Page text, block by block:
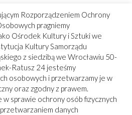
Rozporządzeniem Ochrony
pragniemy
Ośrodek Kultury i Sztuki we
Kultury Samorządu
z siedzibą we Wrocławiu 50-
Ratusz 24 jesteśmy
osobowych i przetwarzamy je w
oraz zgodny z prawem.
w sprawie ochrony osób fizycznych
danych